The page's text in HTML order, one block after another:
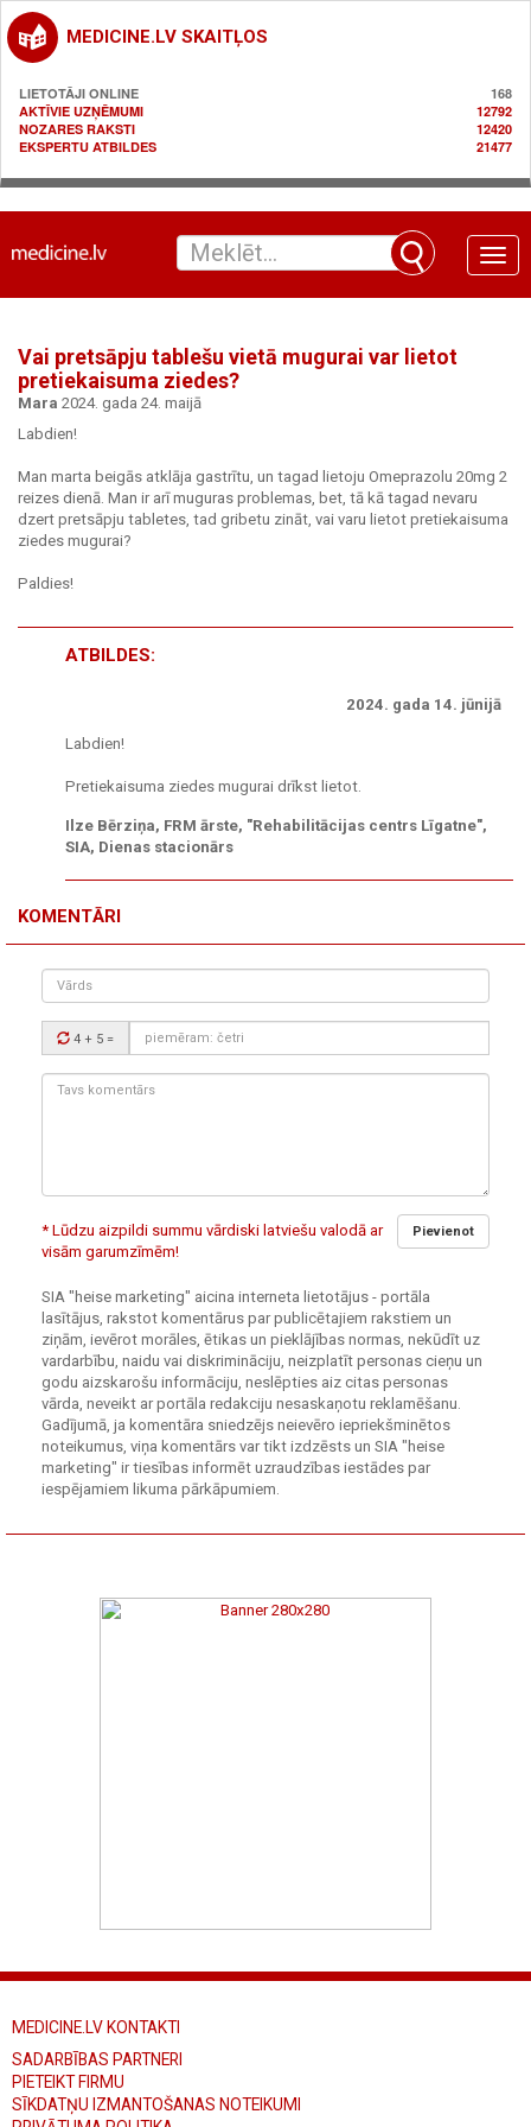
MEDICINE.LV SKAITĻOS
LIETOTĀJI ONLINE
168
AKTĪVIE UZŅĒMUMI
12792
NOZARES RAKSTI
12420
EKSPERTU ATBILDES
21477
Toggle
Vai pretsāpju tablešu vietā mugurai var lietot
pretiekaisuma ziedes?
Mara 2024. gada 24. maijā
Labdien!
Man marta beigās atklāja gastrītu, un tagad lietoju Omeprazolu 20mg 2
reizes dienā. Man ir arī muguras problemas, bet, tā kā tagad nevaru
dzert pretsāpju tabletes, tad gribetu zināt, vai varu lietot pretiekaisuma
ziedes mugurai?
Paldies!
ATBILDES:
2024. gada 14. jūnijā
Labdien!
Pretiekaisuma ziedes mugurai drīkst lietot.
Ilze Bērziņa, FRM ārste, "Rehabilitācijas centrs Līgatne",
SIA, Dienas stacionārs
KOMENTĀRI
Vārds
Drošības
kods:
4 + 5 =
Tavs
Pievienot
* Lūdzu aizpildi summu vārdiski latviešu valodā ar
visām garumzīmēm!
SIA "heise marketing" aicina interneta lietotājus - portāla
lasītājus, rakstot komentārus par publicētajiem rakstiem un
ziņām, ievērot morāles, ētikas un pieklājības normas, nekūdīt uz
vardarbību, naidu vai diskrimināciju, neizplatīt personas cieņu un
godu aizskarošu informāciju, neslēpties aiz citas personas
vārda, neveikt ar portāla redakciju nesaskaņotu reklamēšanu.
Gadījumā, ja komentāra sniedzējs neievēro iepriekšminētos
noteikumus, viņa komentārs var tikt izdzēsts un SIA "heise
marketing" ir tiesības informēt uzraudzības iestādes par
iespējamiem likuma pārkāpumiem.
MEDICINE.LV KONTAKTI
SADARBĪBAS PARTNERI
PIETEIKT FIRMU
SĪKDATŅU IZMANTOŠANAS NOTEIKUMI